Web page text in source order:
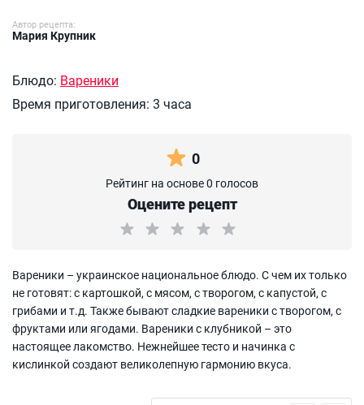
Автор рецепта:
Мария Крупник
Блюдо: Вареники
Время приготовления: 3 часа
0
Рейтинг на основе 0 голосов
Оцените рецепт
Вареники – украинское национальное блюдо. С чем их только
не готовят: с картошкой, с мясом, с творогом, с капустой, с
грибами и т.д. Также бывают сладкие вареники с творогом, с
фруктами или ягодами. Вареники с клубникой – это
настоящее лакомство. Нежнейшее тесто и начинка с
кислинкой создают великолепную гармонию вкуса.